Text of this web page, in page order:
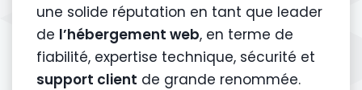
une solide réputation en tant que leader
de l’hébergement web, en terme de
fiabilité, expertise technique, sécurité et
support client de grande renommée.